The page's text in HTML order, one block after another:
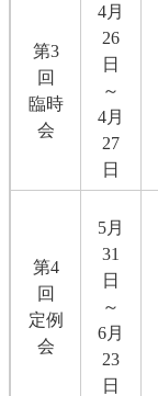
第3
回
臨時
会
4月
26
日
～
4月
27
日
第4
回
定例
会
5月
31
日
～
6月
23
日